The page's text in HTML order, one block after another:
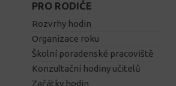
PRO RODIČE
Rozvrhy hodin
Organizace roku
Školní poradenské pracoviště
Konzultační hodiny učitelů
Začátky hodin